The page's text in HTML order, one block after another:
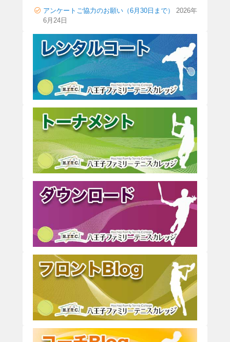
アンケートご協力のお願い（6月30日まで）
2026年
6月24日